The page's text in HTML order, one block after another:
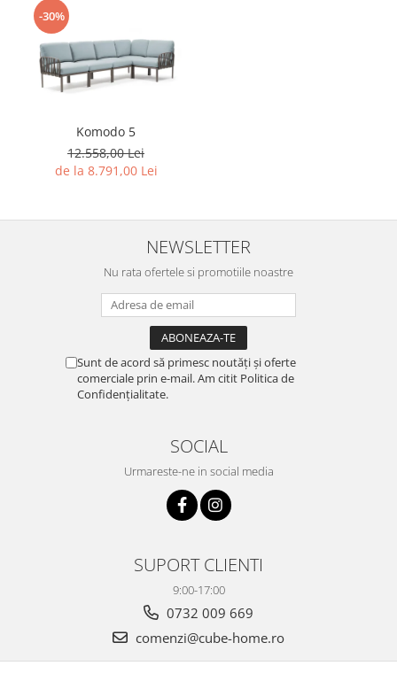
-30%
Komodo 5
12.558,00 Lei
de la 8.791,00 Lei
NEWSLETTER
Nu rata ofertele si promotiile noastre
Sunt de acord să primesc noutăți și oferte
comerciale prin e-mail. Am citit Politica de
Confidențialitate.
SOCIAL
Urmareste-ne in social media
SUPORT CLIENTI
9:00-17:00
0732 009 669
comenzi@cube-home.ro